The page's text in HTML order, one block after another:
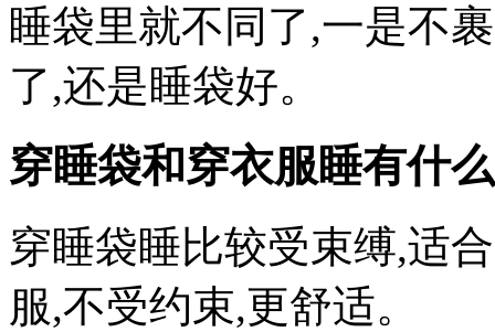
睡袋里就不同了,一是不
了,还是睡袋好。
穿睡袋和穿衣服睡有什
穿睡袋睡比较受束缚,适
服,不受约束,更舒适。